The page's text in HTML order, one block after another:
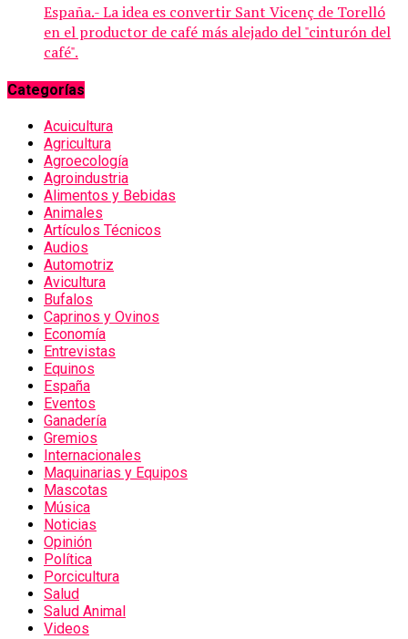
España.- La idea es convertir Sant Vicenç de Torelló
en el productor de café más alejado del "cinturón del
café".
Categorías
Acuicultura
Agricultura
Agroecología
Agroindustria
Alimentos y Bebidas
Animales
Artículos Técnicos
Audios
Automotriz
Avicultura
Bufalos
Caprinos y Ovinos
Economía
Entrevistas
Equinos
España
Eventos
Ganadería
Gremios
Internacionales
Maquinarias y Equipos
Mascotas
Música
Noticias
Opinión
Política
Porcicultura
Salud
Salud Animal
Videos